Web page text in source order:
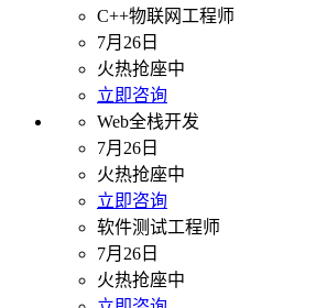
C++物联网工程师
7月26日
火热抢座中
立即咨询
Web全栈开发
7月26日
火热抢座中
立即咨询
软件测试工程师
7月26日
火热抢座中